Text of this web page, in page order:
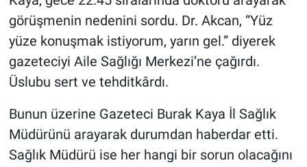
görüşmenin nedenini sordu. Dr. Akcan, “Yüz
yüze konuşmak istiyorum, yarın gel.” diyerek
gazeteciyi Aile Sağlığı Merkezi’ne çağırdı.
Üslubu sert ve tehditkârdı.
Bunun üzerine Gazeteci Burak Kaya İl Sağlık
Müdürünü arayarak durumdan haberdar etti.
Sağlık Müdürü ise her hangi bir sorun olacağını